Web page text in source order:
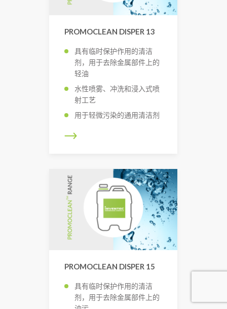
PROMOCLEAN DISPER 13
具有临时保护作用的清洁
剂，用于去除金属部件上的
轻油
水性喷雾、冲洗和浸入式喷
射工艺
用于轻微污染的通用清洁剂
PROMOCLEAN DISPER 15
具有临时保护作用的清洁
剂，用于去除金属部件上的